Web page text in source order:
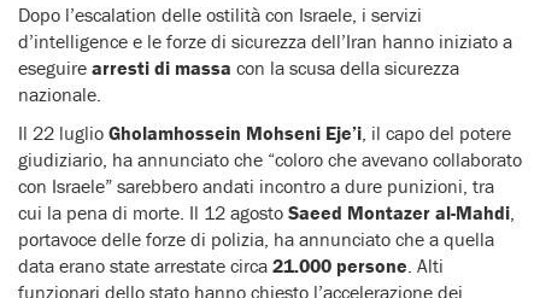
Dopo l’escalation delle ostilità con Israele, i servizi
d’intelligence e le forze di sicurezza dell’Iran hanno iniziato a
eseguire arresti di massa con la scusa della sicurezza
nazionale.
Il 22 luglio Gholamhossein Mohseni Eje’i , il capo del potere
giudiziario, ha annunciato che “coloro che avevano collaborato
con Israele” sarebbero andati incontro a dure punizioni, tra
cui la pena di morte. Il 12 agosto Saeed Montazer al-Mahdi
portavoce delle forze di polizia, ha annunciato che a quella
data erano state arrestate circa 21.000 persone . Alti
funzionari dello stato hanno chiesto l’accelerazione dei